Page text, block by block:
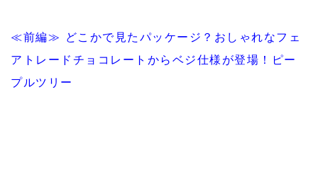
≪前編≫ どこかで見たパッケージ？おしゃれなフェ
アトレードチョコレートからベジ仕様が登場！ピー
プルツリー